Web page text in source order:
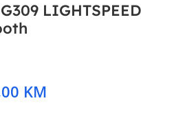
LIGHTSPEED
KM